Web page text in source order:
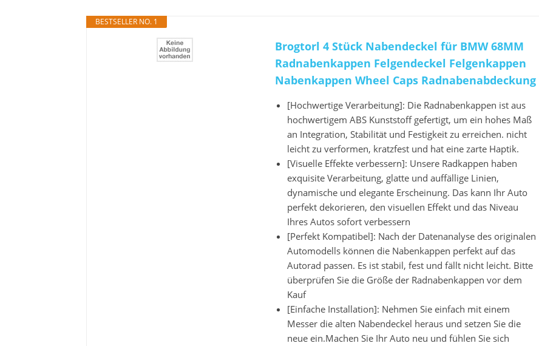
BESTSELLER NO. 1
Brogtorl 4 Stück Nabendeckel für BMW 68MM
Radnabenkappen Felgendeckel Felgenkappen
Nabenkappen Wheel Caps Radnabenabdeckung
[Hochwertige Verarbeitung]: Die Radnabenkappen ist aus
hochwertigem ABS Kunststoff gefertigt, um ein hohes Maß
an Integration, Stabilität und Festigkeit zu erreichen. nicht
leicht zu verformen, kratzfest und hat eine zarte Haptik.
[Visuelle Effekte verbessern]: Unsere Radkappen haben
exquisite Verarbeitung, glatte und auffällige Linien,
dynamische und elegante Erscheinung. Das kann Ihr Auto
perfekt dekorieren, den visuellen Effekt und das Niveau
Ihres Autos sofort verbessern
[Perfekt Kompatibel]: Nach der Datenanalyse des originalen
Automodells können die Nabenkappen perfekt auf das
Autorad passen. Es ist stabil, fest und fällt nicht leicht. Bitte
überprüfen Sie die Größe der Radnabenkappen vor dem
Kauf
[Einfache Installation]: Nehmen Sie einfach mit einem
Messer die alten Nabendeckel heraus und setzen Sie die
neue ein.Machen Sie Ihr Auto neu und fühlen Sie sich